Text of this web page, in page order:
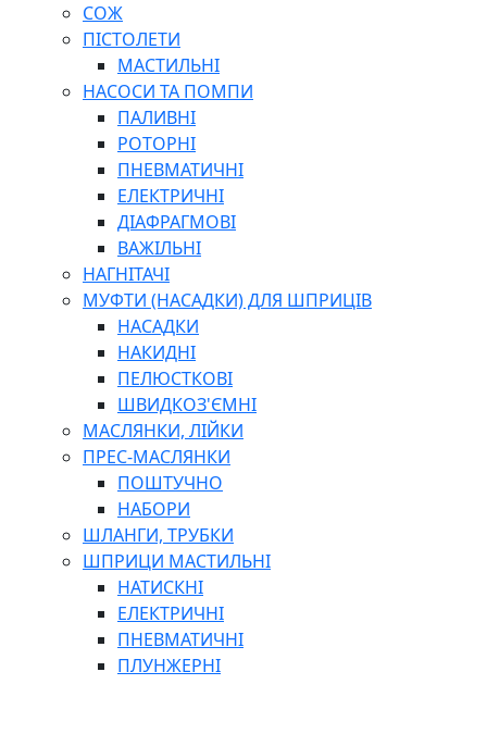
СОЖ
ПІСТОЛЕТИ
МАСТИЛЬНІ
НАСОСИ ТА ПОМПИ
ПАЛИВНІ
РОТОРНІ
ПНЕВМАТИЧНІ
ЕЛЕКТРИЧНІ
ДІАФРАГМОВІ
ВАЖІЛЬНІ
НАГНІТАЧІ
МУФТИ (НАСАДКИ) ДЛЯ ШПРИЦІВ
НАСАДКИ
НАКИДНІ
ПЕЛЮСТКОВІ
ШВИДКОЗ'ЄМНІ
МАСЛЯНКИ, ЛІЙКИ
ПРЕС-МАСЛЯНКИ
ПОШТУЧНО
НАБОРИ
ШЛАНГИ, ТРУБКИ
ШПРИЦИ МАСТИЛЬНІ
НАТИСКНІ
ЕЛЕКТРИЧНІ
ПНЕВМАТИЧНІ
ПЛУНЖЕРНІ